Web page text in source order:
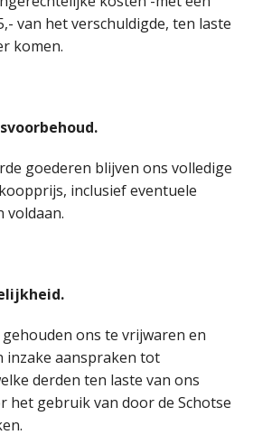
van het verschuldigde, ten laste
komen.
goederen blijven ons volledige
inclusief eventuele
voldaan.
ons te vrijwaren en
inzake aanspraken tot
derden ten laste van ons
het gebruik van door de Schotse